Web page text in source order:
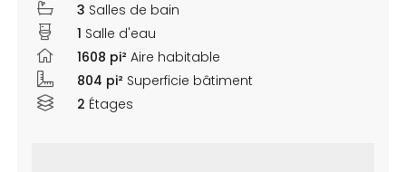
3 Salles de bain
1 Salle d'eau
1608 pi² Aire habitable
804 pi² Superficie bâtiment
2 Étages